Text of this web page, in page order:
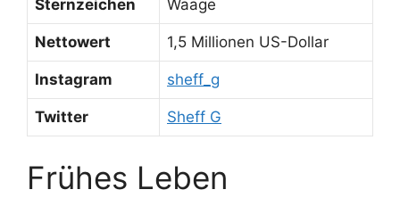
Sternzeichen Waage
Nettowert 1,5 Millionen US-Dollar
Instagram sheff_g
Twitter Sheff G
Frühes Leben